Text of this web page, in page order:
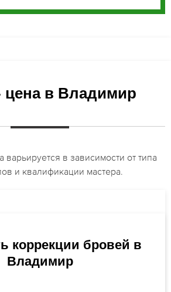
цена в Владимир
в зависимости от типа
и квалификации мастера.
коррекции бровей в
Владимир